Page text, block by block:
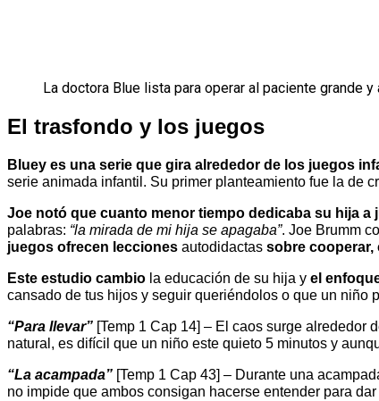
La doctora Blue lista para operar al paciente grande y
El trasfondo y los juegos
Bluey es una serie que gira alrededor de los juegos
serie animada infantil. Su primer planteamiento fue la de
Joe notó que cuanto menor tiempo dedicaba su hija a
palabras: “la mirada de mi hija se apagaba”. Joe Brumm
juegos ofrecen lecciones autodidactas sobre cooperar,
Este estudio cambio la educación de su hija y el
cansado de tus hijos y seguir queriéndolos o que un niño
“Para llevar” [Temp 1 Cap 14] – El caos surge alrededor
natural, es difícil que un niño este quieto 5 minutos y
“La acampada” [Temp 1 Cap 43] – Durante una
no impide que ambos consigan hacerse entender para